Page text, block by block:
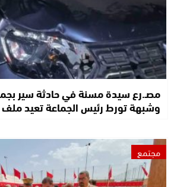
مصـ.رع سيدة مسنة في حادثة سير
وشبهة تورط رئيس الجماعة تعيد
مجتمع